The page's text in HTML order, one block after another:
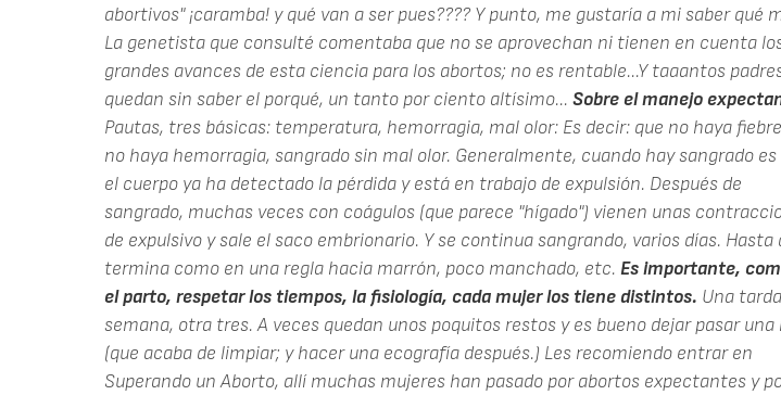
abortivos" ¡caramba! y qué van a ser pues???? Y punto, me gustaría a mi saber qué
La genetista que consulté comentaba que no se aprovechan ni tienen en cuenta
grandes avances de esta ciencia para los abortos; no es rentable...Y taaantos
quedan sin saber el porqué, un tanto por ciento altísimo... Sobre el manejo
Pautas, tres básicas: temperatura, hemorragia, mal olor: Es decir: que no haya
no haya hemorragia, sangrado sin mal olor. Generalmente, cuando hay sangrado es
el cuerpo ya ha detectado la pérdida y está en trabajo de expulsión. Después de
sangrado, muchas veces con coágulos (que parece "hígado") vienen unas
de expulsivo y sale el saco embrionario. Y se continua sangrando, varios días. Hasta
termina como en una regla hacia marrón, poco manchado, etc. Es importante,
el parto, respetar los tiempos, la fisiología, cada mujer los tiene distintos. Una
semana, otra tres. A veces quedan unos poquitos restos y es bueno dejar pasar una
(que acaba de limpiar; y hacer una ecografía después.) Les recomiendo entrar en
Superando un Aborto, allí muchas mujeres han pasado por abortos expectantes y